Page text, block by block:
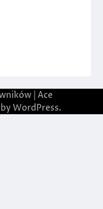
| Ace
WordPress.